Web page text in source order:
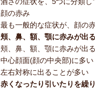
顔の赤み
最も一般的な症状が、顔の赤
頬、鼻、額、顎に赤みが出る
頬、鼻、額、顎に赤みが出る
中心顔面(顔の中央部)に多い
左右対称に出ることが多い
赤くなったり引いたりを繰